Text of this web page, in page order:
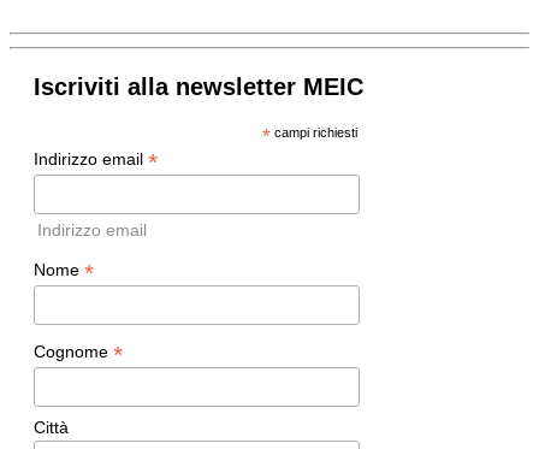
Iscriviti alla newsletter MEIC
*campi richiesti
Indirizzo email *
Indirizzo email
Nome *
Cognome *
Città